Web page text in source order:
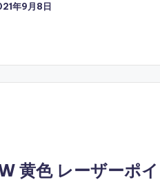
年9月8日
黄色 レーザーポ